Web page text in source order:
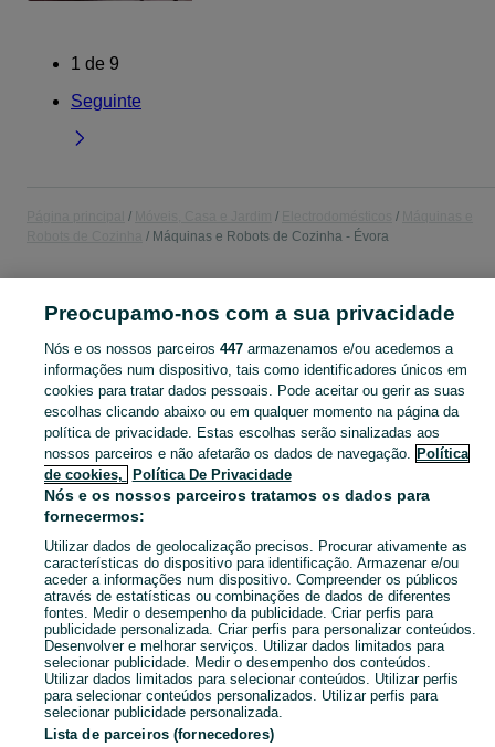
1 de 9
Seguinte
Máquinas e Robots de Cozinha - Évora
CATEGORIA
Navegue pelos últimos anúncios de Máquinas e Robots de Cozinha em Évora no OLX Portugal. Compre e venda produtos locais com facilidade e segurança. Mostrar
Mapa do site
Mapa das freguesias
Mapa de mini-sites
Pesquisas populares
Preocupamo-nos com a sua privacidade
Nós e os nossos parceiros 447armazenamos e/ou acedemos a
informações num dispositivo, tais como identificadores únicos em
cookies para tratar dados pessoais. Pode aceitar ou gerir as suas
escolhas clicando abaixo ou em qualquer momento na página da
política de privacidade. Estas escolhas serão sinalizadas aos
nossos parceiros e não afetarão os dados de navegação. Política
de cookies,
Política De Privacidade
Nós e os nossos parceiros tratamos os dados para
fornecermos:
Utilizar dados de geolocalização precisos. Procurar ativamente as
características do dispositivo para identificação. Armazenar e/ou
aceder a informações num dispositivo. Compreender os públicos
através de estatísticas ou combinações de dados de diferentes
fontes. Medir o desempenho da publicidade. Criar perfis para
publicidade personalizada. Criar perfis para personalizar conteúdos.
Desenvolver e melhorar serviços. Utilizar dados limitados para
selecionar publicidade. Medir o desempenho dos conteúdos.
Utilizar dados limitados para selecionar conteúdos. Utilizar perfis
para selecionar conteúdos personalizados. Utilizar perfis para
selecionar publicidade personalizada.
Lista de parceiros (fornecedores)